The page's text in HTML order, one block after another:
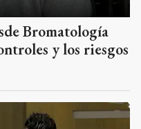
Bromatología
y los riesgos